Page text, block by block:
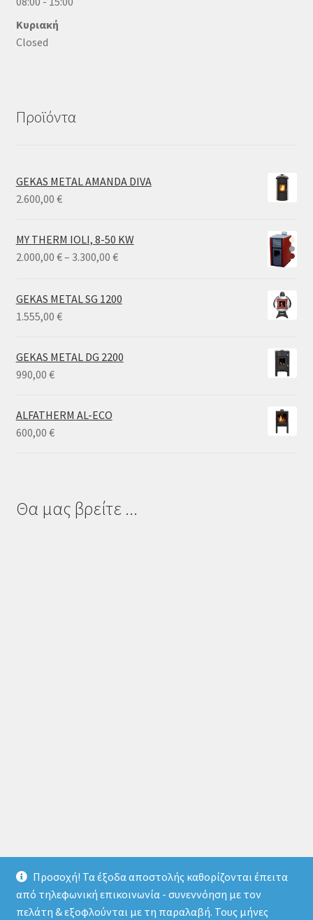
Προσοχή! Τα έξοδα αποστολής καθορίζονται έπειτα
από τηλεφωνική επικοινωνία - συνεννόηση με τον
πελάτη & εξοφλούνται με τη παραλαβή. Τους μήνες
Κυριακή
Closed
Προϊόντα
GEKAS METAL AMANDA DIVA
2.600,00 €
MY THERM IOLI, 8-50 KW
2.000,00 €– 3.300,00 €Price
through
GEKAS METAL SG 1200
1.555,00 €
GEKAS METAL DG 2200
990,00 €
ALFATHERM AL-ECO
600,00 €
Θα μας βρείτε ...